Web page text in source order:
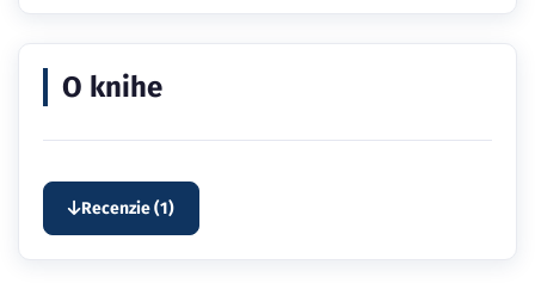
O knihe
Recenzie (1)